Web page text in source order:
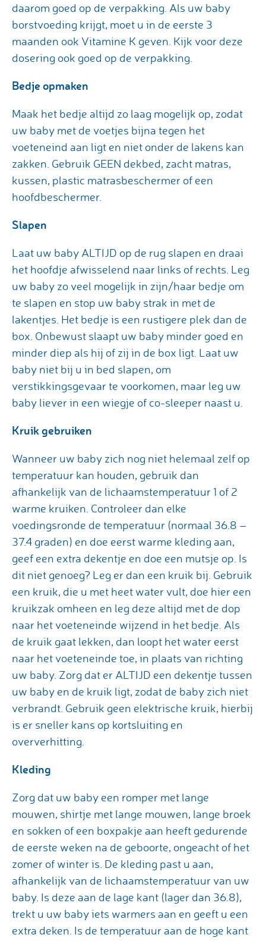
daarom goed op de verpakking. Als uw baby
borstvoeding krijgt, moet u in de eerste 3
maanden ook Vitamine K geven. Kijk voor deze
dosering ook goed op de verpakking.
Bedje opmaken
Maak het bedje altijd zo laag mogelijk op, zodat
uw baby met de voetjes bijna tegen het
voeteneind aan ligt en niet onder de lakens kan
zakken. Gebruik GEEN dekbed, zacht matras,
kussen, plastic matrasbeschermer of een
hoofdbeschermer.
Slapen
Laat uw baby ALTIJD op de rug slapen en draai
het hoofdje afwisselend naar links of rechts. Leg
uw baby zo veel mogelijk in zijn/haar bedje om
te slapen en stop uw baby strak in met de
lakentjes. Het bedje is een rustigere plek dan de
box. Onbewust slaapt uw baby minder goed en
minder diep als hij of zij in de box ligt. Laat uw
baby niet bij u in bed slapen, om
verstikkingsgevaar te voorkomen, maar leg uw
baby liever in een wiegje of co-sleeper naast u.
Kruik gebruiken
Wanneer uw baby zich nog niet helemaal zelf op
temperatuur kan houden, gebruik dan
afhankelijk van de lichaamstemperatuur 1 of 2
warme kruiken. Controleer dan elke
voedingsronde de temperatuur (normaal 36.8 –
37.4 graden) en doe eerst warme kleding aan,
geef een extra dekentje en doe een mutsje op. Is
dit niet genoeg? Leg er dan een kruik bij. Gebruik
een kruik, die u met heet water vult, doe hier een
kruikzak omheen en leg deze altijd met de dop
naar het voeteneinde wijzend in het bedje. Als
de kruik gaat lekken, dan loopt het water eerst
naar het voeteneinde toe, in plaats van richting
uw baby. Zorg dat er ALTIJD een dekentje tussen
uw baby en de kruik ligt, zodat de baby zich niet
verbrandt. Gebruik geen elektrische kruik, hierbij
is er sneller kans op kortsluiting en
oververhitting.
Kleding
Zorg dat uw baby een romper met lange
mouwen, shirtje met lange mouwen, lange broek
en sokken of een boxpakje aan heeft gedurende
de eerste weken na de geboorte, ongeacht of het
zomer of winter is. De kleding past u aan,
afhankelijk van de lichaamstemperatuur van uw
baby. Is deze aan de lage kant (lager dan 36.8),
trekt u uw baby iets warmers aan en geeft u een
extra deken. Is de temperatuur aan de hoge kant